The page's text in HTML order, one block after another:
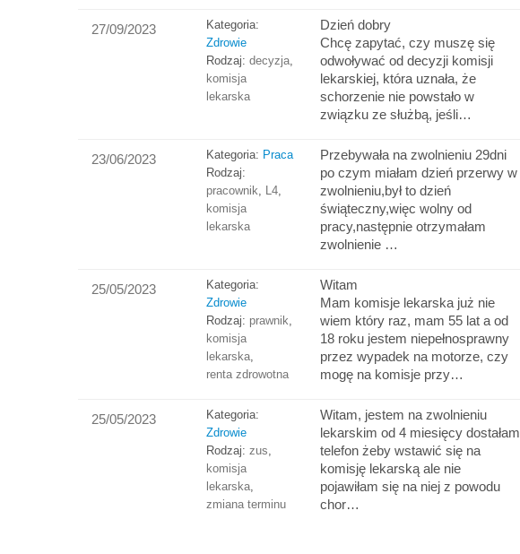
27/09/2023
Kategoria:
Zdrowie
Rodzaj: decyzja,
komisja
lekarska
Dzień dobry
Chcę zapytać, czy muszę się
odwoływać od decyzji komisji
lekarskiej, która uznała, że
schorzenie nie powstało w
związku ze służbą, jeśli…
23/06/2023 Kategoria: Praca
Rodzaj:
pracownik, L4,
komisja
lekarska
Przebywała na zwolnieniu 29dni
po czym miałam dzień przerwy w
zwolnieniu,był to dzień
świąteczny,więc wolny od
pracy,następnie otrzymałam
zwolnienie …
25/05/2023
Kategoria:
Zdrowie
Rodzaj: prawnik,
komisja
lekarska,
renta zdrowotna
Witam
Mam komisje lekarska już nie
wiem który raz, mam 55 lat a od
18 roku jestem niepełnosprawny
przez wypadek na motorze, czy
mogę na komisje przy…
25/05/2023
Kategoria:
Zdrowie
Rodzaj: zus,
komisja
lekarska,
zmiana terminu
Witam, jestem na zwolnieniu
lekarskim od 4 miesięcy dostałam
telefon żeby wstawić się na
komisję lekarską ale nie
pojawiłam się na niej z powodu
chor…